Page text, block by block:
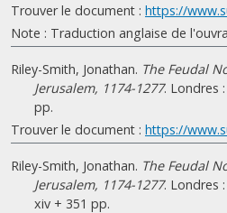
Trouver le document : https://
Note : Traduction anglaise de
Riley-Smith, Jonathan. The Feudal
Jerusalem, 1174-1277. Londres
pp.
Trouver le document : https://
Riley-Smith, Jonathan. The Feudal
Jerusalem, 1174-1277. Londres
xiv + 351 pp.